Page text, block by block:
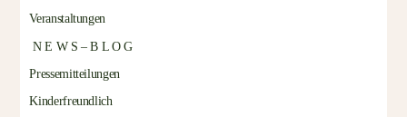
Veranstaltungen
N E W S – B L O G
Pressemitteilungen
Kinderfreundlich